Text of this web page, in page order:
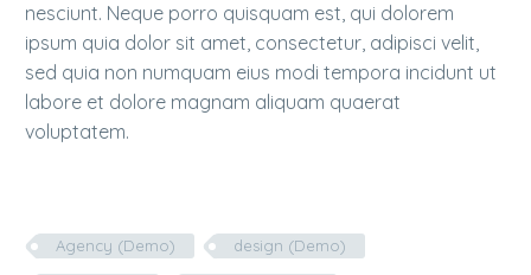
nesciunt. Neque porro quisquam est, qui dolorem
ipsum quia dolor sit amet, consectetur, adipisci velit,
sed quia non numquam eius modi tempora incidunt ut
labore et dolore magnam aliquam quaerat
voluptatem.
Agency (Demo) design (Demo)